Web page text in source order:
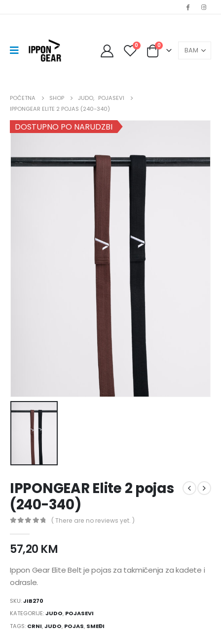
0 0
POČETNA SHOP JUDO, POJASEVI
IPPONGEAR ELITE 2 POJAS (240-340)
DOSTUPNO PO NARUDZBI
IPPONGEAR Elite 2 pojas
(240-340)
( There are no reviews yet. )
57,20 KM
Ippon Gear Elite Belt je pojas za takmičenja za kadete i
odrasle.
SKU:JIB270
KATEGORIJE:JUDO, POJASEVI
TAGS: CRNI,JUDO, POJAS, SMEĐI